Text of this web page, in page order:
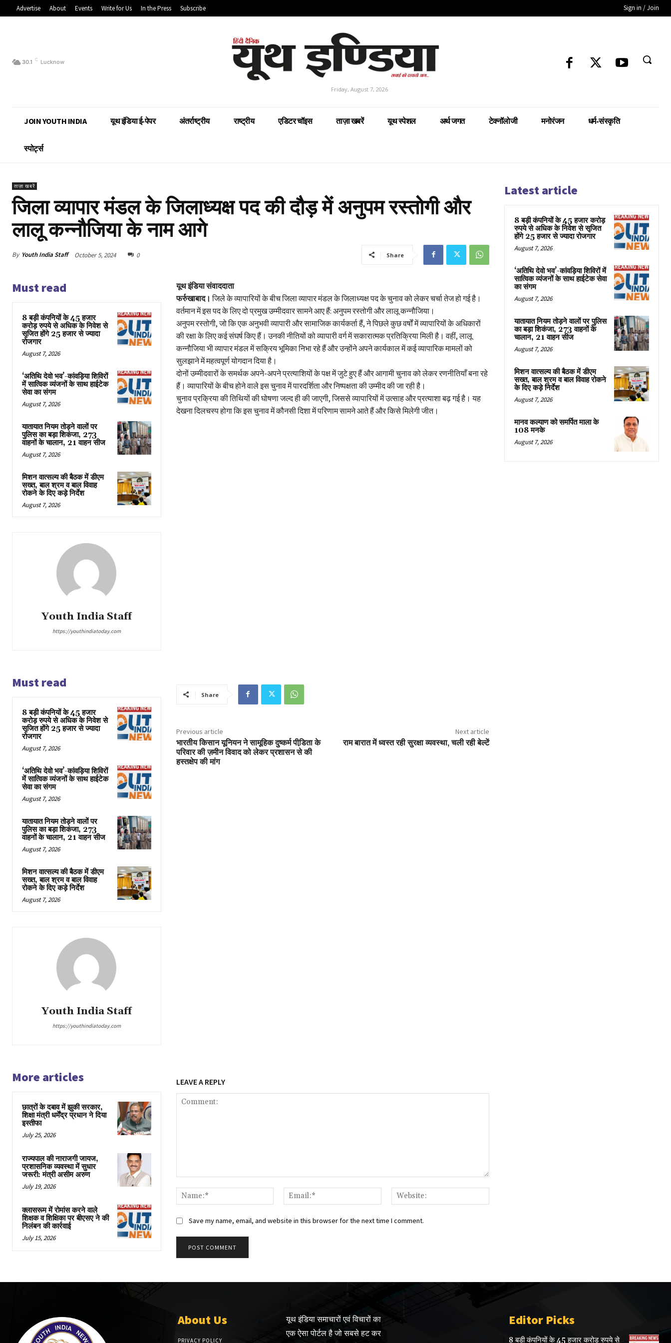
Advertise About Events Write for Us In the Press Subscribe Sign in / Join
30.1 C Lucknow
Friday, August 7, 2026
JOIN YOUTH INDIA यूथ इंडिया ई-पेपर अंतर्राष्ट्रीय राष्ट्रीय एडिटर चॉइस ताज़ा खबरें यूथ स्पेशल अर्थ जगत टेक्नॉलोजी मनोरंजन धर्म-संस्कृति
स्पोर्ट्स
ताज़ा खबरें
जिला व्यापार मंडल के जिलाध्यक्ष पद की दौड़ में अनुपम रस्तोगी और
लालू कन्नौजिया के नाम आगे
By Youth India Staff October 5, 2024 0 Share
Must read
8 बड़ी कंपनियों के 45 हजार
करोड़ रुपये से अधिक के निवेश से
सृजित होंगे 25 हजार से ज्यादा
रोजगार
August 7, 2026
‘अतिथि देवो भव’-कांवड़िया शिविरों
में सात्विक व्यंजनों के साथ हाईटेक
सेवा का संगम
August 7, 2026
यातायात नियम तोड़ने वालों पर
पुलिस का बड़ा शिकंजा, 273
वाहनों के चालान, 21 वाहन सीज
August 7, 2026
मिशन वात्सल्य की बैठक में डीएम
सख्त, बाल श्रम व बाल विवाह
रोकने के दिए कड़े निर्देश
August 7, 2026
Youth India Staff
https://youthindiatoday.com
यूथ इंडिया संवाददाता
फर्रुखाबाद। जिले के व्यापारियों के बीच जिला व्यापार मंडल के जिलाध्यक्ष पद के चुनाव को लेकर चर्चा तेज हो गई है।
वर्तमान में इस पद के लिए दो प्रमुख उम्मीदवार सामने आए हैं: अनुपम रस्तोगी और लालू कन्नौजिया।
अनुपम रस्तोगी, जो कि एक अनुभवी व्यापारी और सामाजिक कार्यकर्ता हैं, ने पिछले कुछ वर्षों में व्यापारियों के अधिकारों
की रक्षा के लिए कई संघर्ष किए हैं। उनकी नीतियों को व्यापारी वर्ग में सकारात्मक प्रतिक्रिया मिली है। वहीं, लालू
कन्नौजिया भी व्यापार मंडल में सक्रिय भूमिका निभा रहे हैं और उन्होंने अपने कार्यकाल में कई व्यापारिक मामलों को
सुलझाने में महत्वपूर्ण योगदान दिया है।
दोनों उम्मीदवारों के समर्थक अपने-अपने प्रत्याशियों के पक्ष में जुटे हुए हैं और आगामी चुनाव को लेकर रणनीतियाँ बना रहे
हैं। व्यापारियों के बीच होने वाले इस चुनाव में पारदर्शिता और निष्पक्षता की उम्मीद की जा रही है।
चुनाव प्रक्रिया की तिथियों की घोषणा जल्द ही की जाएगी, जिससे व्यापारियों में उत्साह और प्रत्याशा बढ़ गई है। यह
देखना दिलचस्प होगा कि इस चुनाव में कौनसी दिशा में परिणाम सामने आते हैं और किसे मिलेगी जीत।
Must read
8 बड़ी कंपनियों के 45 हजार
करोड़ रुपये से अधिक के निवेश से
सृजित होंगे 25 हजार से ज्यादा
रोजगार
August 7, 2026
‘अतिथि देवो भव’-कांवड़िया शिविरों
में सात्विक व्यंजनों के साथ हाईटेक
सेवा का संगम
August 7, 2026
यातायात नियम तोड़ने वालों पर
पुलिस का बड़ा शिकंजा, 273
वाहनों के चालान, 21 वाहन सीज
August 7, 2026
मिशन वात्सल्य की बैठक में डीएम
सख्त, बाल श्रम व बाल विवाह
रोकने के दिए कड़े निर्देश
August 7, 2026
Youth India Staff
https://youthindiatoday.com
Share
Previous article
भारतीय किसान यूनियन ने सामूहिक दुष्कर्म पीडि़ता के
परिवार की ज़मीन विवाद को लेकर प्रशासन से की
हस्तक्षेप की मांग
Next article
राम बारात में ध्वस्त रही सुरक्षा व्यवस्था, चली रही बेल्टें
More articles
छात्रों के दबाव में झुकी सरकार,
शिक्षा मंत्री धर्मेंद्र प्रधान ने दिया
इस्तीफा
July 25, 2026
राज्यपाल की नाराजगी जायज,
प्रशासनिक व्यवस्था में सुधार
जरूरी: मंत्री असीम अरुण
July 19, 2026
क्लासरूम में रोमांस करने वाले
शिक्षक व शिक्षिका पर बीएसए ने की
निलंबन की कार्रवाई
July 15, 2026
LEAVE A REPLY
Name:*
Email:*
Save my name, email, and website in this browser for the next time I comment.
Latest article
8 बड़ी कंपनियों के 45 हजार करोड़
रुपये से अधिक के निवेश से सृजित
होंगे 25 हजार से ज्यादा रोजगार
August 7, 2026
‘अतिथि देवो भव’-कांवड़िया शिविरों में
सात्विक व्यंजनों के साथ हाईटेक सेवा
का संगम
August 7, 2026
यातायात नियम तोड़ने वालों पर पुलिस
का बड़ा शिकंजा, 273 वाहनों के
चालान, 21 वाहन सीज
August 7, 2026
मिशन वात्सल्य की बैठक में डीएम
सख्त, बाल श्रम व बाल विवाह रोकने
के दिए कड़े निर्देश
August 7, 2026
मानव कल्याण को समर्पित माला के
108 मनके
August 7, 2026
About Us
PRIVACY POLICY
यूथ इंडिया समाचारों एवं विचारों का
एक ऐसा पोर्टल है जो सबसे हट कर
Editor Picks
8 बड़ी कंपनियों के 45 हजार करोड़ रुपये से